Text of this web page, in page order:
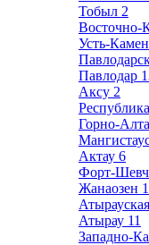
Тобыл 2
Восточно-
Усть-
Павлодар
Аксу 2
Горно-
Актау 6
Форт-
Жанаозен 1
Атырау 11
Западно-